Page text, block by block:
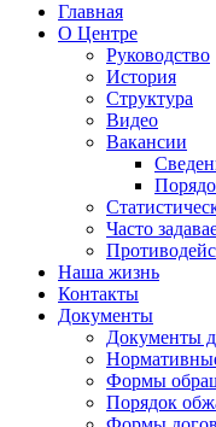
Главная
О Центре
Руководство
История
Структура
Видео
Вакансии
Часто
Наша жизнь
Контакты
Документы
Документы
Формы
Порядок